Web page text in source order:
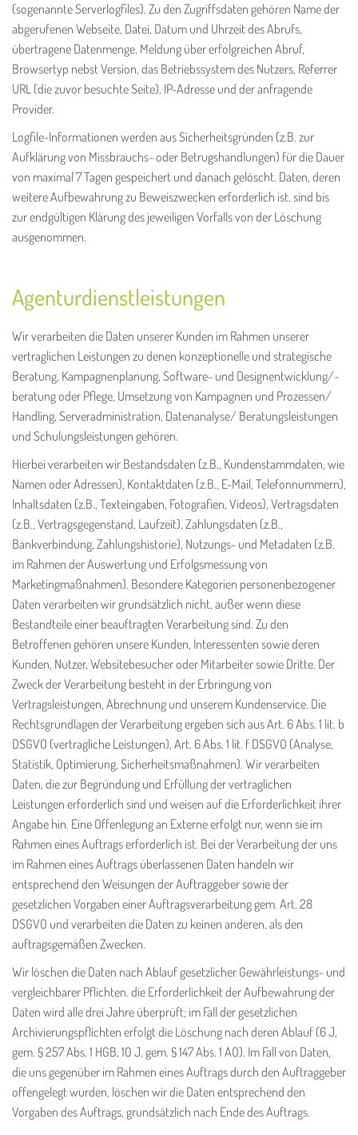
(sogenannte Serverlogfiles). Zu den Zugriffsdaten gehören Name der
abgerufenen Webseite, Datei, Datum und Uhrzeit des Abrufs,
übertragene Datenmenge, Meldung über erfolgreichen Abruf,
Browsertyp nebst Version, das Betriebssystem des Nutzers, Referrer
URL (die zuvor besuchte Seite), IP-Adresse und der anfragende
Provider.
Logfile-Informationen werden aus Sicherheitsgründen (z.B. zur
Aufklärung von Missbrauchs- oder Betrugshandlungen) für die Dauer
von maximal 7 Tagen gespeichert und danach gelöscht. Daten, deren
weitere Aufbewahrung zu Beweiszwecken erforderlich ist, sind bis
zur endgültigen Klärung des jeweiligen Vorfalls von der Löschung
ausgenommen.
Agenturdienstleistungen
Wir verarbeiten die Daten unserer Kunden im Rahmen unserer
vertraglichen Leistungen zu denen konzeptionelle und strategische
Beratung, Kampagnenplanung, Software- und Designentwicklung/-
beratung oder Pflege, Umsetzung von Kampagnen und Prozessen/
Handling, Serveradministration, Datenanalyse/ Beratungsleistungen
und Schulungsleistungen gehören.
Hierbei verarbeiten wir Bestandsdaten (z.B., Kundenstammdaten, wie
Namen oder Adressen), Kontaktdaten (z.B., E-Mail, Telefonnummern),
Inhaltsdaten (z.B., Texteingaben, Fotografien, Videos), Vertragsdaten
(z.B., Vertragsgegenstand, Laufzeit), Zahlungsdaten (z.B.,
Bankverbindung, Zahlungshistorie), Nutzungs- und Metadaten (z.B.
im Rahmen der Auswertung und Erfolgsmessung von
Marketingmaßnahmen). Besondere Kategorien personenbezogener
Daten verarbeiten wir grundsätzlich nicht, außer wenn diese
Bestandteile einer beauftragten Verarbeitung sind. Zu den
Betroffenen gehören unsere Kunden, Interessenten sowie deren
Kunden, Nutzer, Websitebesucher oder Mitarbeiter sowie Dritte. Der
Zweck der Verarbeitung besteht in der Erbringung von
Vertragsleistungen, Abrechnung und unserem Kundenservice. Die
Rechtsgrundlagen der Verarbeitung ergeben sich aus Art. 6 Abs. 1 lit. b
DSGVO (vertragliche Leistungen), Art. 6 Abs. 1 lit. f DSGVO (Analyse,
Statistik, Optimierung, Sicherheitsmaßnahmen). Wir verarbeiten
Daten, die zur Begründung und Erfüllung der vertraglichen
Leistungen erforderlich sind und weisen auf die Erforderlichkeit ihrer
Angabe hin. Eine Offenlegung an Externe erfolgt nur, wenn sie im
Rahmen eines Auftrags erforderlich ist. Bei der Verarbeitung der uns
im Rahmen eines Auftrags überlassenen Daten handeln wir
entsprechend den Weisungen der Auftraggeber sowie der
gesetzlichen Vorgaben einer Auftragsverarbeitung gem. Art. 28
DSGVO und verarbeiten die Daten zu keinen anderen, als den
auftragsgemäßen Zwecken.
Wir löschen die Daten nach Ablauf gesetzlicher Gewährleistungs- und
vergleichbarer Pflichten. die Erforderlichkeit der Aufbewahrung der
Daten wird alle drei Jahre überprüft; im Fall der gesetzlichen
Archivierungspflichten erfolgt die Löschung nach deren Ablauf (6 J,
gem. § 257 Abs. 1 HGB, 10 J, gem. § 147 Abs. 1 AO). Im Fall von Daten,
die uns gegenüber im Rahmen eines Auftrags durch den Auftraggeber
offengelegt wurden, löschen wir die Daten entsprechend den
Vorgaben des Auftrags, grundsätzlich nach Ende des Auftrags.